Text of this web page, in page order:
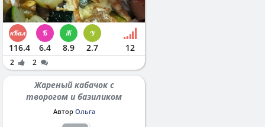
116.4 6.4 8.9 2.7 12
2 2
Жареный кабачок с
творогом и базиликом
Автор Ольга